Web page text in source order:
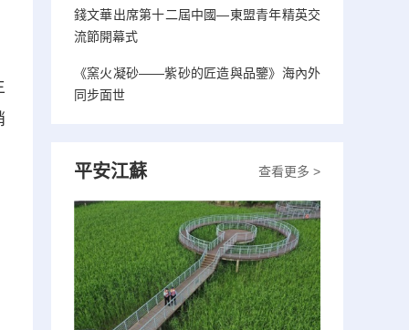
錢文華出席第十二屆中國—東盟青年精英交
流節開幕式
《窯火凝砂——紫砂的匠造與品鑒》海內外
同步面世
查看更多 >
平安江蘇